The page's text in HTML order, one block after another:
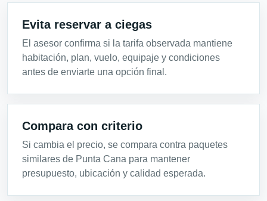
Evita reservar a ciegas
El asesor confirma si la tarifa observada mantiene
habitación, plan, vuelo, equipaje y condiciones
antes de enviarte una opción final.
Compara con criterio
Si cambia el precio, se compara contra paquetes
similares de Punta Cana para mantener
presupuesto, ubicación y calidad esperada.